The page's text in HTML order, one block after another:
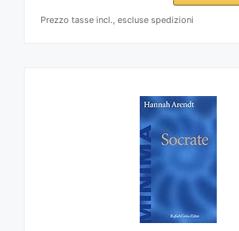
Prezzo tasse incl., escluse spedizioni